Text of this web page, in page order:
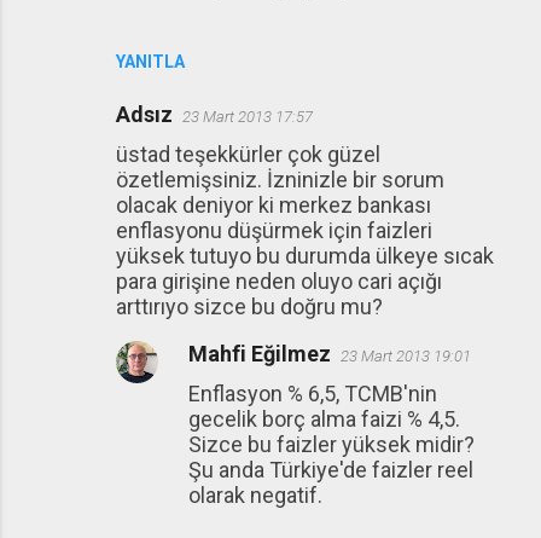
YANITLA
Adsız 23 Mart 2013 17:57
üstad teşekkürler çok güzel
özetlemişsiniz. İzninizle bir sorum
olacak deniyor ki merkez bankası
enflasyonu düşürmek için faizleri
yüksek tutuyo bu durumda ülkeye sıcak
para girişine neden oluyo cari açığı
arttırıyo sizce bu doğru mu?
Mahfi Eğilmez 23 Mart 2013 19:01
Enflasyon % 6,5, TCMB'nin
gecelik borç alma faizi % 4,5.
Sizce bu faizler yüksek midir?
Şu anda Türkiye'de faizler reel
olarak negatif.